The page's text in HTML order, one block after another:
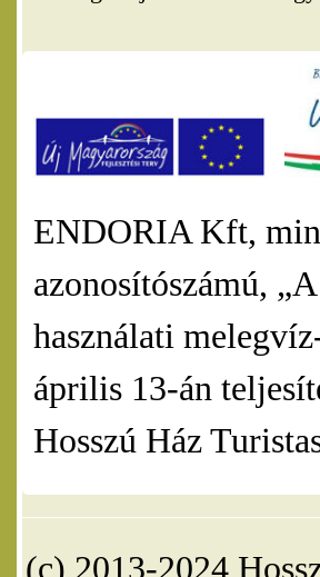
ENDORIA Kft,
azonosítószámú,
használati
április 13-án
Hosszú Ház
(c) 2013-2024